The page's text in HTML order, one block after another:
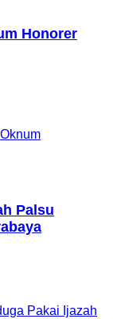
Honorer
Palsu
Pakai Ijazah